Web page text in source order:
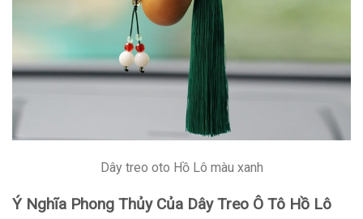
Dây treo oto Hồ Lô màu xanh
Ý Nghĩa Phong Thủy Của Dây Treo Ô Tô Hồ Lô